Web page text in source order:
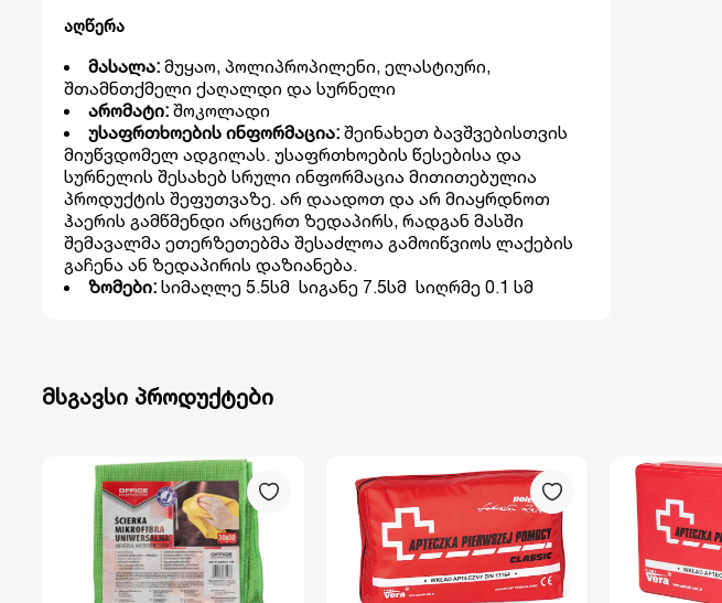
აღწერა
მასალა: მუყაო, პოლიპროპილენი, ელასტიური,
შთამნთქმელი ქაღალდი და სურნელი
არომატი: შოკოლადი
უსაფრთხოების ინფორმაცია: შეინახეთ ბავშვებისთვის
მიუწვდომელ ადგილას. უსაფრთხოების წესებისა და
სურნელის შესახებ სრული ინფორმაცია მითითებულია
პროდუქტის შეფუთვაზე. არ დაადოთ და არ მიაყრდნოთ
ჰაერის გამწმენდი არცერთ ზედაპირს, რადგან მასში
შემავალმა ეთერზეთებმა შესაძლოა გამოიწვიოს ლაქების
გაჩენა ან ზედაპირის დაზიანება.
ზომები: სიმაღლე 5.5სმ სიგანე 7.5სმ სიღრმე 0.1 სმ
მსგავსი პროდუქტები